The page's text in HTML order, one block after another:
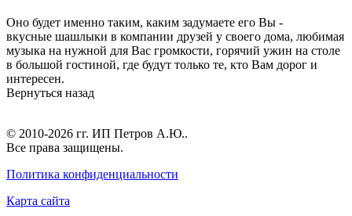
Оно будет именно таким, каким задумаете его Вы -
вкусные шашлыки в компании друзей у своего дома, любимая
музыка на нужной для Вас громкости, горячий ужин на столе
в большой гостиной, где будут только те, кто Вам дорог и
интересен.
Вернуться назад
© 2010-2026 гг. ИП Петров А.Ю..
Все права защищены.
Политика конфиденциальности
Карта сайта